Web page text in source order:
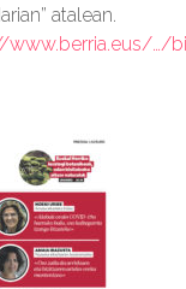
atalean.
www.berria.eus/…/